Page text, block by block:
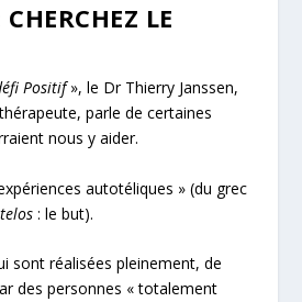
LE
Positif», le Dr Thierry Janssen,
parle de certaines
nous y aider.
autotéliques » (du grec
telos : le but).
sont réalisées pleinement, de
des personnes « totalement